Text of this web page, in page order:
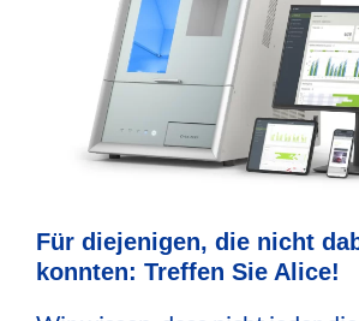
Für diejenigen, die nicht
konnten: Treffen Sie Alice!